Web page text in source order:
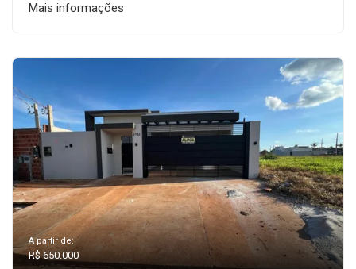
Mais informações
A partir de:
R$ 650.000